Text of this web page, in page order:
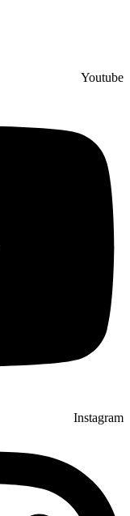
Youtube
Instagram